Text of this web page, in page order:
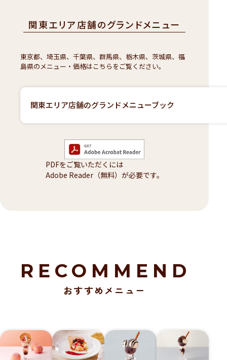
関東エリア店舗のグランドメニュー
東京都、埼玉県、千葉県、群馬県、栃木県、茨城県、福
島県のメニュー・価格はこちらをご覧ください。
関東エリア店舗のグランドメニューブック
PDFをご覧いただくには
Adobe Reader（無料）が必要です。
RECOMMEND
おすすめメニュー